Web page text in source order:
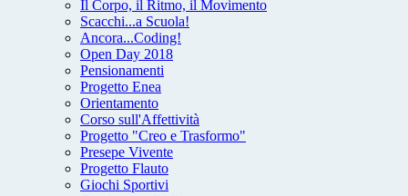
Il Corpo, il Ritmo, il Movimento
Scacchi...a Scuola!
Ancora...Coding!
Open Day 2018
Pensionamenti
Progetto Enea
Orientamento
Corso sull'Affettività
Progetto "Creo e Trasformo"
Presepe Vivente
Progetto Flauto
Giochi Sportivi